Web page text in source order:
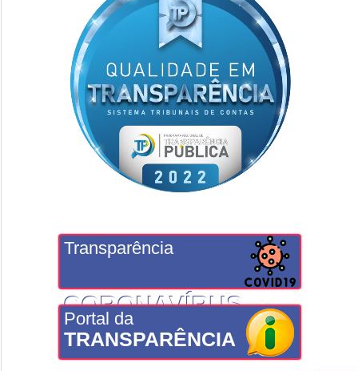
Transparência
CORONAVÍRUS
Portal da
TRANSPARÊNCIA